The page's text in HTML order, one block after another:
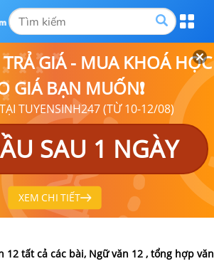
GIÁ - MUA KHOÁ HỌC
GIÁ BẠN MUỐN❗
TUYENSINH247 (TỪ 10-12/08)
SAU 1 NGÀY
XEM CHI TIẾT
12 tất cả các bài, Ngữ văn 12 , tổng hợp văn